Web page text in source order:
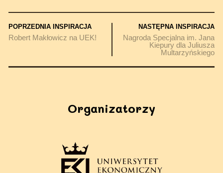
POPRZEDNIA INSPIRACJA
Robert Makłowicz na UEK!
NASTĘPNA INSPIRACJA
Nagroda Specjalna im. Jana
Kiepury dla Juliusza
Multarzyńskiego
Organizatorzy